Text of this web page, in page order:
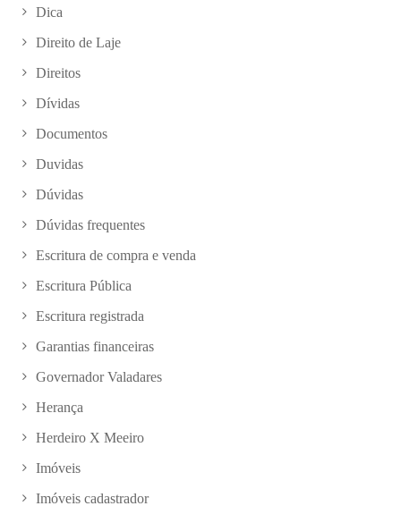
Dica
Direito de Laje
Direitos
Dívidas
Documentos
Duvidas
Dúvidas
Dúvidas frequentes
Escritura de compra e venda
Escritura Pública
Escritura registrada
Garantias financeiras
Governador Valadares
Herança
Herdeiro X Meeiro
Imóveis
Imóveis cadastrador